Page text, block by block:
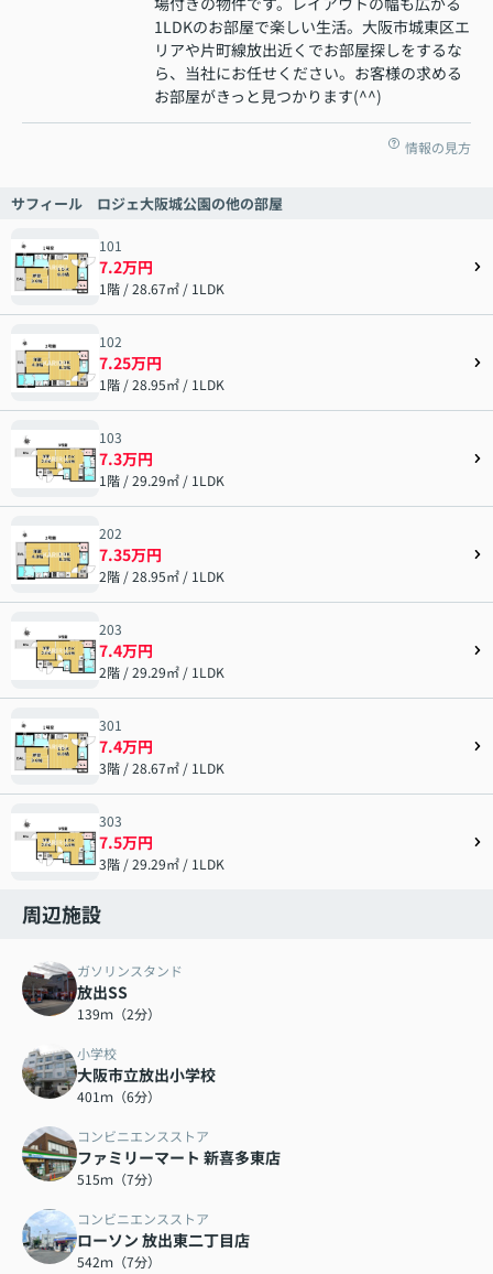
1LDKのお部屋で楽しい生活。大阪市城東区エ
リアや片町線放出近くでお部屋探しをするな
ら、当社にお任せください。お客様の求める
お部屋がきっと見つかります(^^)
情報の見方
サフィール ロジェ大阪城公園の他の部屋
101
7.2万円
1階 / 28.67㎡ / 1LDK
102
7.25万円
1階 / 28.95㎡ / 1LDK
103
7.3万円
1階 / 29.29㎡ / 1LDK
202
7.35万円
2階 / 28.95㎡ / 1LDK
203
7.4万円
2階 / 29.29㎡ / 1LDK
301
7.4万円
3階 / 28.67㎡ / 1LDK
303
7.5万円
3階 / 29.29㎡ / 1LDK
周辺施設
ガソリンスタンド
放出SS
139ｍ（2分）
小学校
大阪市立放出小学校
401ｍ（6分）
コンビニエンスストア
ファミリーマート 新喜多東店
515ｍ（7分）
コンビニエンスストア
ローソン 放出東二丁目店
542ｍ（7分）